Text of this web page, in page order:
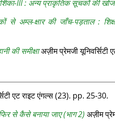
III : अन्‍य प्राकृतिक सूचकों की खोज
से अम्‍ल-क्षार की जाँच-पड़ताल :
की समीक्षाअज़ीम प्रेमजी
एट राइट एंगल्‍स (23). pp. 25-30.
से कैसे बनाया जाए (भाग 2) अज़ीम